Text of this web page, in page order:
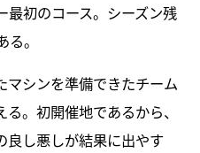
最初のコース。シーズン残
。
マシンを準備できたチーム
。初開催地であるから、
良し悪しが結果に出やす